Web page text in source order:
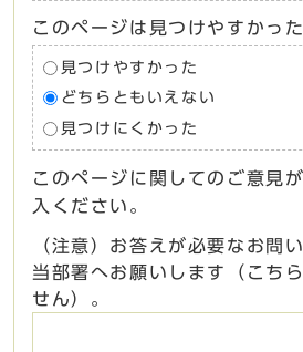
このページは見つけやすかっ
見つけやすかった
どちらともいえない
見つけにくかった
このページに関してのご意見
入ください。
（注意）お答えが必要なお問
当部署へお願いします（こち
せん）。